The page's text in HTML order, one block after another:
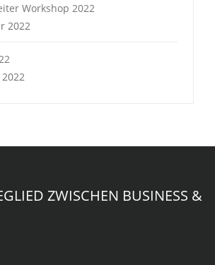
Workshop 2022
2022
ZWISCHEN BUSINESS &